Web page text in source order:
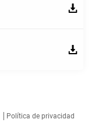
Política de privacidad